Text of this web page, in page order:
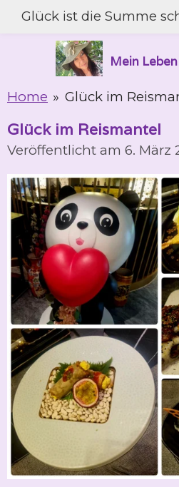
Zum
springen
Mein
Glück ist die Summe
Home » Glück im
Glück im Reismantel
Veröffentlicht am 6. März